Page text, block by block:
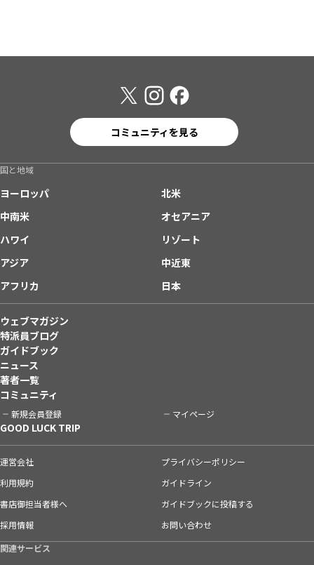
コミュニティを見る
国と地域
ヨーロッパ
北米
中南米
オセアニア
ハワイ
リゾート
アジア
中近東
アフリカ
日本
ウェブマガジン
特派員ブログ
ガイドブック
ニュース
著者一覧
コミュニティ
新規会員登録 マイページ
GOOD LUCK TRIP
運営会社
プライバシーポリシー
利用規約
ガイドライン
書店御担当者様へ
ガイドブックに投稿する
採用情報
お問い合わせ
関連サービス